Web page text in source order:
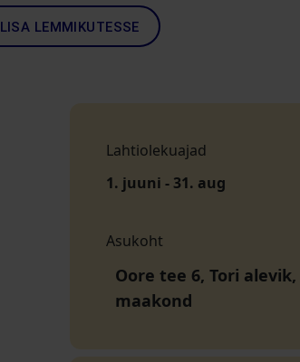
LISA LEMMIKUTESSE
Lahtiolekuajad
1. juuni - 31. aug
Asukoht
Oore tee 6, Tori
maakond